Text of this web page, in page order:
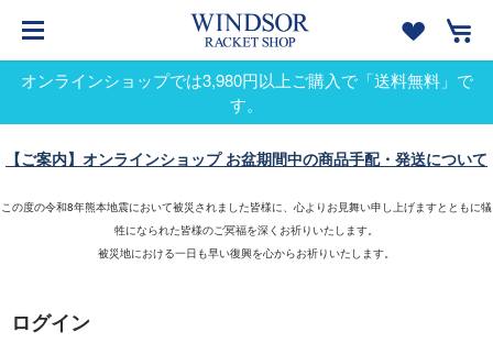
オンラインショップでは3,980円以上ご購入で「送料無料」で
す。
【ご案内】オンラインショップ お盆期間中の商品手配・発送について
この度の令和8年熊本地震において被災されました皆様に、心よりお見舞い申し上げますとともに犠
牲になられた皆様のご冥福を深くお祈りいたします。
被災地における一日も早い復興を心からお祈りいたします。
ログイン